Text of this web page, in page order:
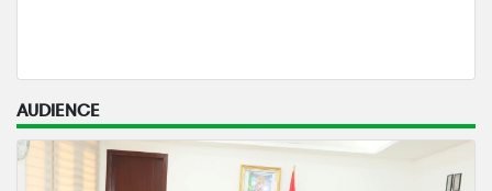
AUDIENCE